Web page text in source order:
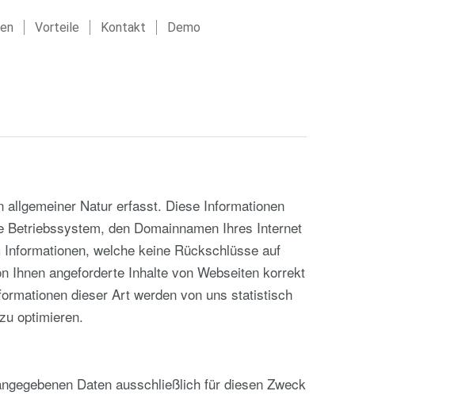
Vorteile Kontakt Demo
Natur erfasst. Diese Informationen
den Domainnamen Ihres Internet
welche keine Rückschlüsse auf
Ihnen angeforderte Inhalte von Webseiten korrekt
dieser Art werden von uns statistisch
optimieren.
Daten ausschließlich für diesen Zweck